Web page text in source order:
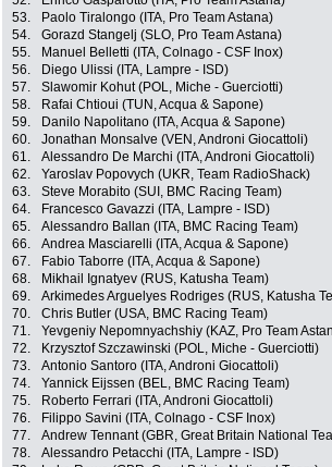
53.
Paolo Tiralongo (ITA, Pro Team Astana)
54.
Gorazd Stangelj (SLO, Pro Team Astana)
55.
Manuel Belletti (ITA, Colnago - CSF Inox)
56.
Diego Ulissi (ITA, Lampre - ISD)
57.
Slawomir Kohut (POL, Miche - Guerciotti)
58.
Rafai Chtioui (TUN, Acqua & Sapone)
59.
Danilo Napolitano (ITA, Acqua & Sapone)
60.
Jonathan Monsalve (VEN, Androni Giocattoli)
61.
Alessandro De Marchi (ITA, Androni Giocattoli)
62.
Yaroslav Popovych (UKR, Team RadioShack)
63.
Steve Morabito (SUI, BMC Racing Team)
64.
Francesco Gavazzi (ITA, Lampre - ISD)
65.
Alessandro Ballan (ITA, BMC Racing Team)
66.
Andrea Masciarelli (ITA, Acqua & Sapone)
67.
Fabio Taborre (ITA, Acqua & Sapone)
68.
Mikhail Ignatyev (RUS, Katusha Team)
69.
Arkimedes Arguelyes Rodriges (RUS, Katusha
70.
Chris Butler (USA, BMC Racing Team)
71.
Yevgeniy Nepomnyachshiy (KAZ, Pro Team
72.
Krzysztof Szczawinski (POL, Miche - Guerciotti)
73.
Antonio Santoro (ITA, Androni Giocattoli)
74.
Yannick Eijssen (BEL, BMC Racing Team)
75.
Roberto Ferrari (ITA, Androni Giocattoli)
76.
Filippo Savini (ITA, Colnago - CSF Inox)
77.
Andrew Tennant (GBR, Great Britain National
78.
Alessandro Petacchi (ITA, Lampre - ISD)